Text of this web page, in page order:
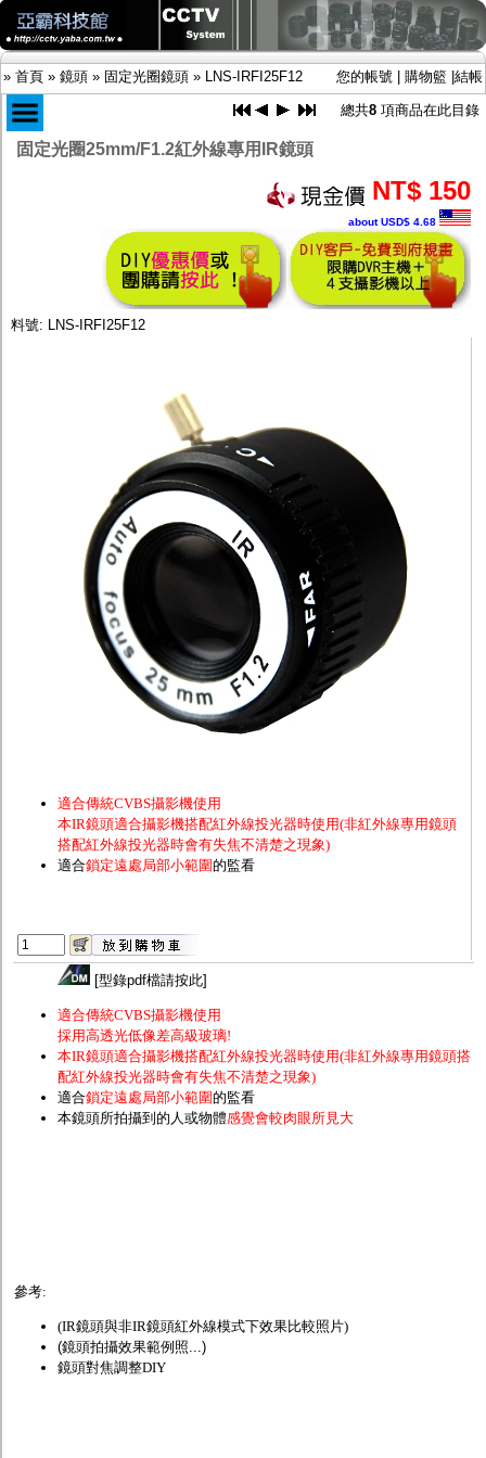
» 首頁 » 鏡頭 » 固定光圈鏡頭 » LNS-IRFI25F12 您的帳號 購物籃 結帳
AHD DVR數位錄放影機
AHD半球型(適用屋內)
AHD中小型紅外線攝影機(適用騎樓、室內外)
AHD防護罩型攝影機(適用屋外，紅外線照射
距離遠）
自動光圈鏡頭
變焦鏡頭
魚眼鏡頭
投光設備
防護罩及支架
多路攝影機單軸傳輸
監聽器.麥克風
網路設備
視訊轉換設備
雙絞線傳輸器
集線盒.防水盒.配線盒
變壓器.避雷器
轉接頭
偽裝嚇阻假監視器. 警示防盜貼紙
總共8 項商品在此目錄
固定光圈25mm/F1.2紅外線專用IR鏡頭
NT$ 150
about USD$ 4.68
料號: LNS-IRFI25F12
適合傳統CVBS攝影機使用
本IR鏡頭適合攝影機搭配紅外線投光器時使用(非紅外線專用鏡頭
搭配紅外線投光器時會有失焦不清楚之現象)
適合鎖定遠處局部小範圍的監看
[型錄pdf檔請按此]
適合傳統CVBS攝影機使用
採用高透光低像差高級玻璃!
本IR鏡頭適合攝影機搭配紅外線投光器時使用(非紅外線專用鏡頭搭
配紅外線投光器時會有失焦不清楚之現象)
適合鎖定遠處局部小範圍的監看
本鏡頭所拍攝到的人或物體感覺會較肉眼所見大
參考:
(IR鏡頭與非IR鏡頭紅外線模式下效果比較照片)
(鏡頭拍攝效果範例照...)
鏡頭對焦調整DIY